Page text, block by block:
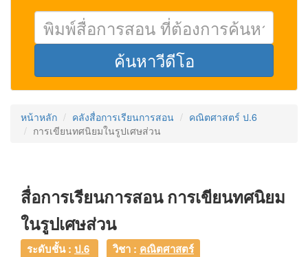
หน้าหลัก คลังสื่อการเรียนการสอน
คณิตศาสตร์ ป.6
การเขียนทศนิยมในรูปเศษส่วน
สื่อการเรียนการสอน การเขียนทศนิยม
ในรูปเศษส่วน
ระดับชั้น : ป.6 วิชา : คณิตศาสตร์